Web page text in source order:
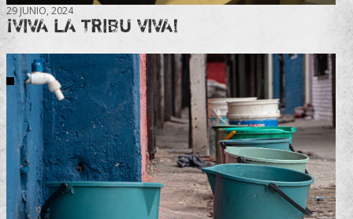
29 JUNIO, 2024
¡VIVA LA TRIBU VIVA!